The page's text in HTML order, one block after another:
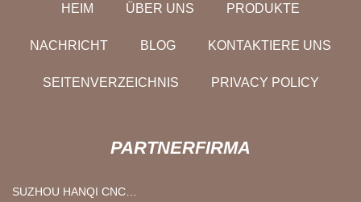
HEIM ÜBER UNS PRODUKTE
NACHRICHT BLOG KONTAKTIERE UNS
SEITENVERZEICHNIS PRIVACY POLICY
PARTNERFIRMA
SUZHOU HANQI CNC